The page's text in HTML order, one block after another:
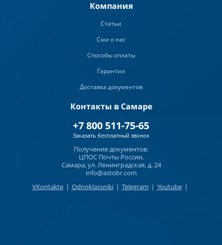
Компания
Статьи
Сми о нас
Способы оплаты
Гарантии
Доставка документов
Контакты в Самаре
+7 800 511-75-65
Заказать бесплатный звонок
Получение документов:
ЦПОС Почты России,
Самара, ул. Ленинградская, д. 24
info@astobr.com
VKontakte | Odnoklassniki | Telegram | Youtube |